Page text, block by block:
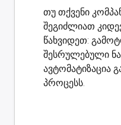
თუ თქვენი
შეგიძლიათ
წახვიდეთ:
შესრულებული
ავტომატიზაცია
პროცესს.